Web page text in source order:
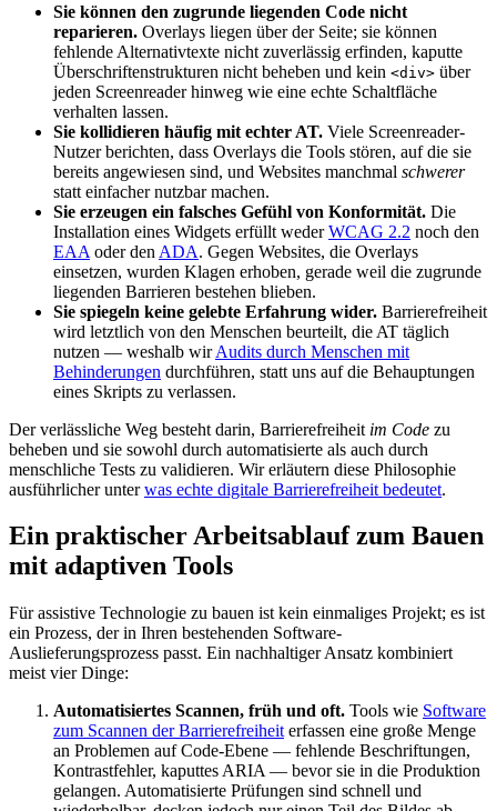
Sie können den zugrunde liegenden Code nicht
reparieren. Overlays liegen über der Seite; sie können
fehlende Alternativtexte nicht zuverlässig erfinden, kaputte
Überschriftenstrukturen nicht beheben und kein <div> über
jeden Screenreader hinweg wie eine echte Schaltfläche
verhalten lassen.
Sie kollidieren häufig mit echter AT. Viele Screenreader-
Nutzer berichten, dass Overlays die Tools stören, auf die sie
bereits angewiesen sind, und Websites manchmal schwerer
statt einfacher nutzbar machen.
Sie erzeugen ein falsches Gefühl von Konformität. Die
Installation eines Widgets erfüllt wederWCAG 2.2 noch den
EAA oder den ADA. Gegen Websites, die Overlays
einsetzen, wurden Klagen erhoben, gerade weil die zugrunde
liegenden Barrieren bestehen blieben.
Sie spiegeln keine gelebte Erfahrung wider. Barrierefreiheit
wird letztlich von den Menschen beurteilt, die AT täglich
nutzen — weshalb wirAudits durch Menschen mit
Behinderungen durchführen, statt uns auf die Behauptungen
eines Skripts zu verlassen.
Der verlässliche Weg besteht darin, Barrierefreiheit im Code zu
beheben und sie sowohl durch automatisierte als auch durch
menschliche Tests zu validieren. Wir erläutern diese Philosophie
ausführlicher unterwas echte digitale Barrierefreiheit bedeutet.
Ein praktischer Arbeitsablauf zum Bauen
mit adaptiven Tools
Für assistive Technologie zu bauen ist kein einmaliges Projekt; es ist
ein Prozess, der in Ihren bestehenden Software-
Auslieferungsprozess passt. Ein nachhaltiger Ansatz kombiniert
meist vier Dinge:
Automatisiertes Scannen, früh und oft. Tools wie Software
zum Scannen der Barrierefreiheit erfassen eine große Menge
an Problemen auf Code-Ebene — fehlende Beschriftungen,
Kontrastfehler, kaputtes ARIA — bevor sie in die Produktion
gelangen. Automatisierte Prüfungen sind schnell und